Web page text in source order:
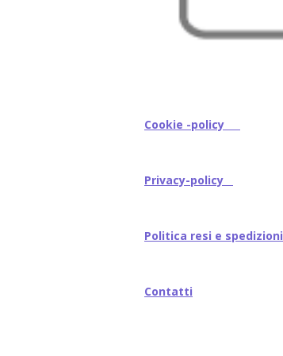
Cookie -policy
Privacy-policy
Politica resi e spedizioni
Contatti